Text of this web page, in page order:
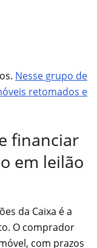
Nesse grupo de
retomados e
financiar
em leilão
da Caixa é a
O comprador
com prazos